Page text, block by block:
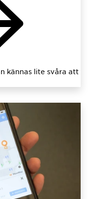
kännas lite svåra att